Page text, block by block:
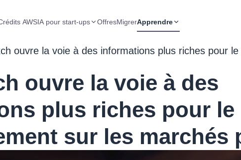
AWSIA pour start-ups OffresMigrerApprendre
ouvre la voie à des informations plus riches pour
ouvre la voie à des
plus riches pour le
sur les marchés